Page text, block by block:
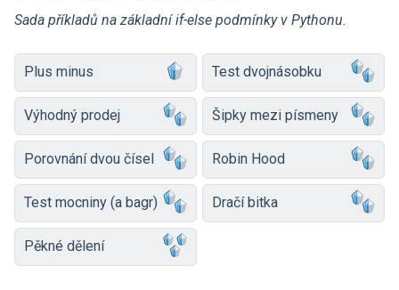
Sada příkladů na základní if-else podmínky v Pythonu.
Plus minus Test dvojnásobku
Výhodný prodej Šipky mezi písmeny
Porovnání dvou čísel Robin Hood
Test mocniny (a bagr) Dračí bitka
Pěkné dělení